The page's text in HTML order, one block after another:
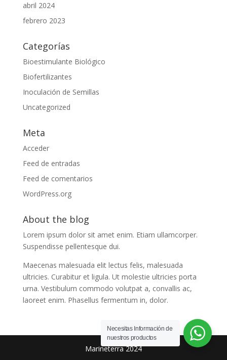
abril 2024
febrero 2023
Categorías
Bioestimulante Biológico
Biofertilizantes
Inoculación de Semillas
Uncategorized
Meta
Acceder
Feed de entradas
Feed de comentarios
WordPress.org
About the blog
Lorem ipsum dolor sit amet enim. Etiam ullamcorper.
Suspendisse pellentesque dui.
Maecenas malesuada elit lectus felis, malesuada
ultricies. Curabitur et ligula. Ut molestie ultricies porta
urna. Vestibulum commodo volutpat a, convallis ac,
laoreet enim. Phasellus fermentum in, dolor.
Marineterra 2024
Necesitas Información de
nuestros productos